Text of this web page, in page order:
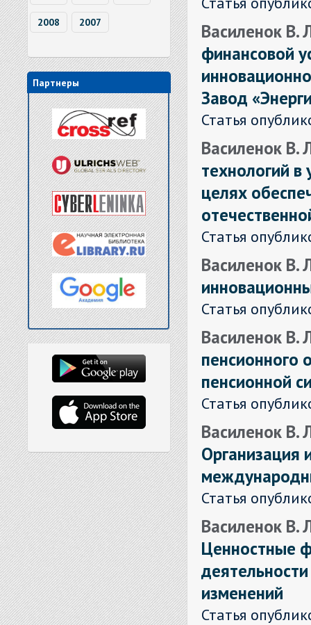
2008 2007
Партнеры
Василенок В.
финансовой
Завод
Статья
Василенок В.
технологий в
целях
Статья
Василенок
Статья
Василенок В.
пенсионного
пенсионной
Статья
Василенок В.
Организация
Статья
Василенок В.
Ценностные
изменений
Статья